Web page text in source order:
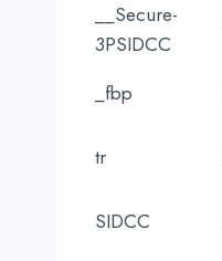
__Secure-
3PSIDCC
_fbp
tr
SIDCC